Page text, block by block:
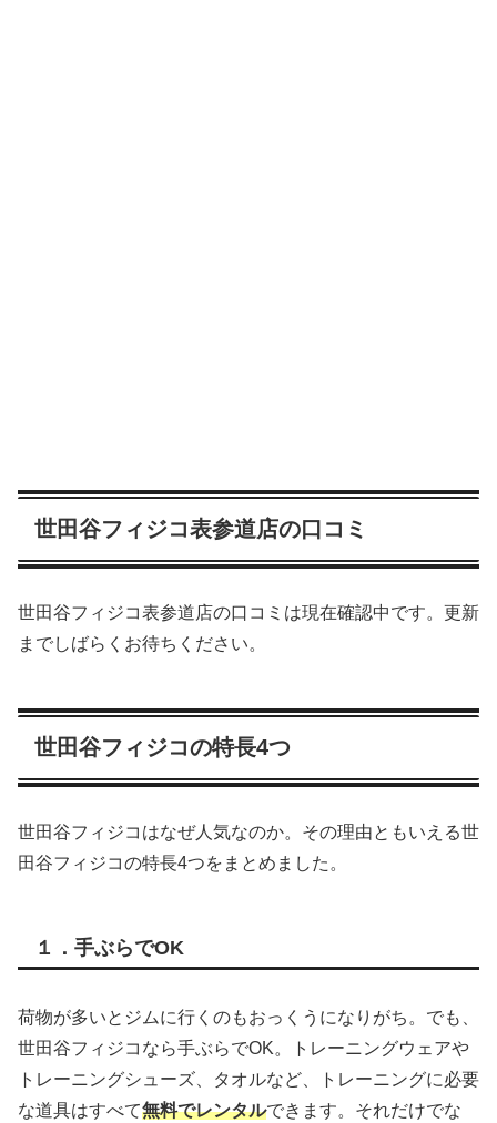
世田谷フィジコ表参道店の口コミ
世田谷フィジコ表参道店の口コミは現在確認中です。更新
までしばらくお待ちください。
世田谷フィジコの特長4つ
世田谷フィジコはなぜ人気なのか。その理由ともいえる世
田谷フィジコの特長4つをまとめました。
１．手ぶらでOK
荷物が多いとジムに行くのもおっくうになりがち。でも、
世田谷フィジコなら手ぶらでOK。トレーニングウェアや
トレーニングシューズ、タオルなど、トレーニングに必要
な道具はすべて無料でレンタルできます。それだけでな